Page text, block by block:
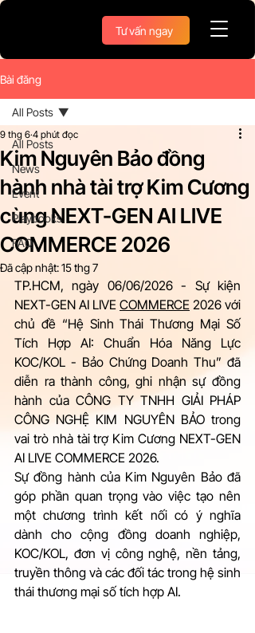
Tư vấn ngay
Bài đăng
All Posts
News
Event
Playbooks
FAQ
All Posts
Kim Nguyên Bảo đồng
hành nhà tài trợ Kim Cương
cùng NEXT-GEN AI LIVE
COMMERCE 2026
9 thg 6 4 phút đọc
Đã cập nhật:15 thg 7
TP.HCM, ngày 06/06/2026 - Sự kiện
NEXT-GEN AI LIVE COMMERCE 2026 với
chủ đề “Hệ Sinh Thái Thương Mại Số
Tích Hợp AI: Chuẩn Hóa Năng Lực
KOC/KOL - Bảo Chứng Doanh Thu” đã
diễn ra thành công, ghi nhận sự đồng
hành của CÔNG TY TNHH GIẢI PHÁP
CÔNG NGHỆ KIM NGUYÊN BẢO trong
vai trò nhà tài trợ Kim Cương NEXT-GEN
AI LIVE COMMERCE 2026.
Sự đồng hành của Kim Nguyên Bảo đã
góp phần quan trọng vào việc tạo nên
một chương trình kết nối có ý nghĩa
dành cho cộng đồng doanh nghiệp,
KOC/KOL, đơn vị công nghệ, nền tảng,
truyền thông và các đối tác trong hệ sinh
thái thương mại số tích hợp AI.